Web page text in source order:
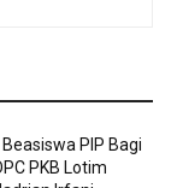
PIP Bagi
PKB Lotim